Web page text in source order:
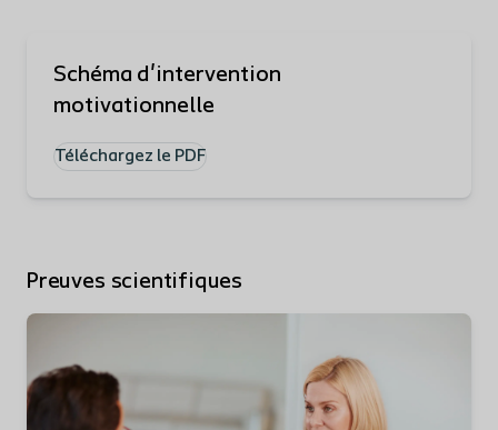
Schéma d'intervention
motivationnelle
Téléchargez le PDF
Preuves scientifiques